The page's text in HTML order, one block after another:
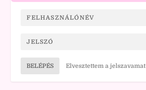
BELÉPÉS Elvesztettem a jelszavamat